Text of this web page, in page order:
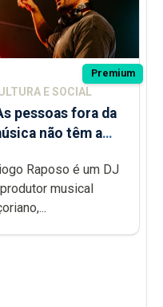
Premium
E SOCIAL
pessoas fora da
não têm a
é produzir
música”
Raposo é um DJ
musical